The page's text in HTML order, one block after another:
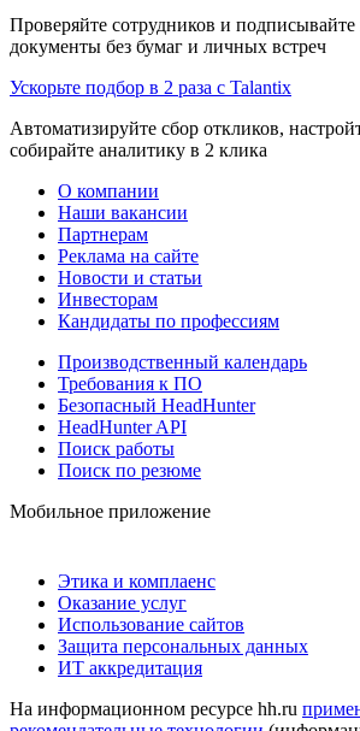
Проверяйте сотрудников и
документы без бумаг и личных встреч
Ускорьте подбор в 2 раза с Talantix
Автоматизируйте сбор откликов,
собирайте аналитику в 2 клика
О компании
Наши вакансии
Партнерам
Реклама на сайте
Новости и статьи
Инвесторам
Кандидаты по профессиям
Производственный календарь
Требования к ПО
Безопасный HeadHunter
HeadHunter API
Поиск работы
Поиск по резюме
Мобильное приложение
Этика и комплаенс
Оказание услуг
Использование сайтов
Защита персональных данных
ИТ аккредитация
На информационном ресурсе hh.ru